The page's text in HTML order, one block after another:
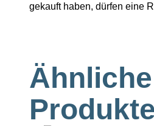
gekauft haben, dürfen eine
Ähnliche
Produkte